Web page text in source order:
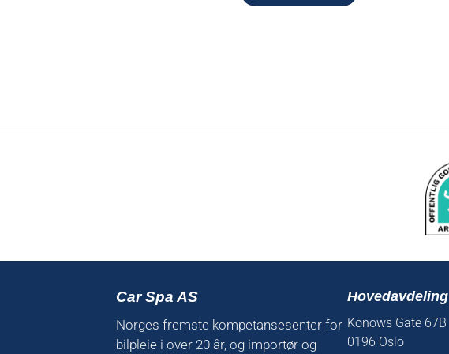
Car Spa AS
Norges fremste kompetansesenter for
bilpleie i over 20 år, og importør og
Hovedavdeling
Konows Gate 67B
0196 Oslo